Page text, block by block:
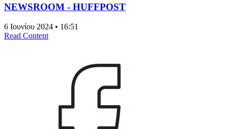
NEWSROOM - HUFFPOST
6 Ιουνίου 2024 • 16:51
Read Content